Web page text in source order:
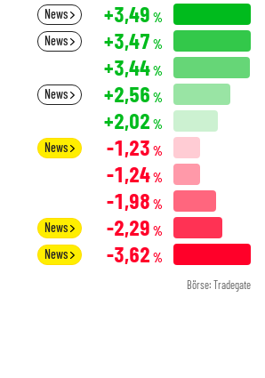
News +3,49 %
News +3,47 %
+3,44%
News +2,56 %
+2,02 %
News -1,23 %
-1,24%
-1,98 %
News -2,29 %
News -3,62 %
Börse: Tradegate